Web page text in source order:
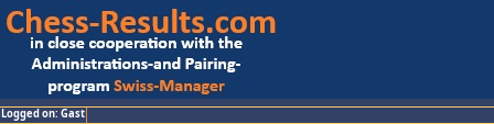
Logged on: Gast